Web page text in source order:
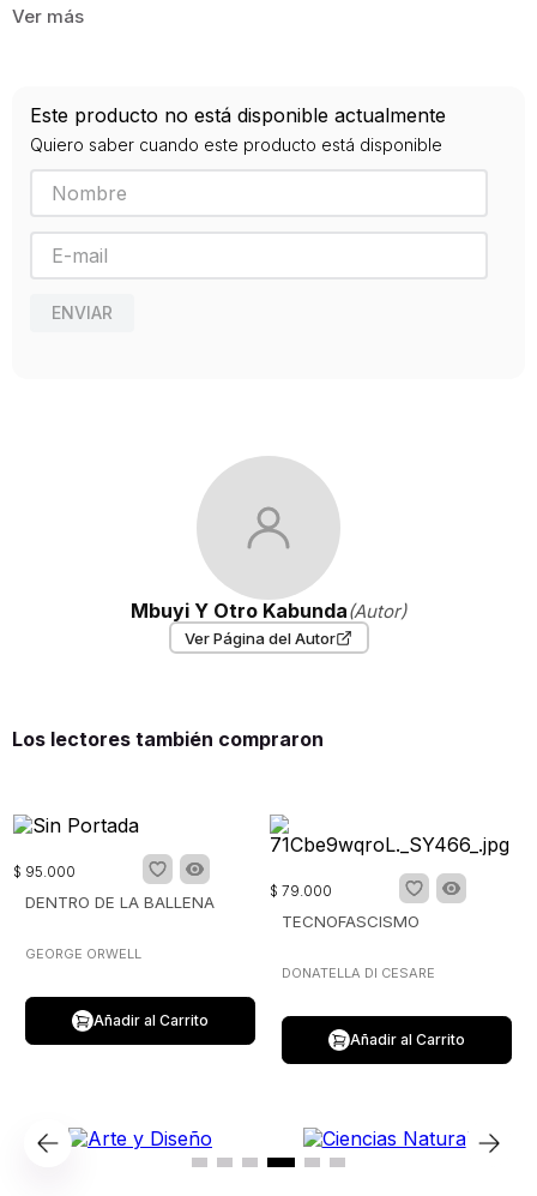
9788483194584
Editorial
CATARATA
Año de publicación
2009
Este producto no está disponible actualmente
Quiero saber cuando este producto está disponible
ENVIAR
Mbuyi Y Otro Kabunda(Autor)
Ver Página del Autor
Los lectores también compraron
$ 95.000
DENTRO DE LA BALLENA
GEORGE ORWELL
Añadir al Carrito
$ 79.000
TECNOFASCISMO
DONATELLA DI CESARE
Añadir al Carrito